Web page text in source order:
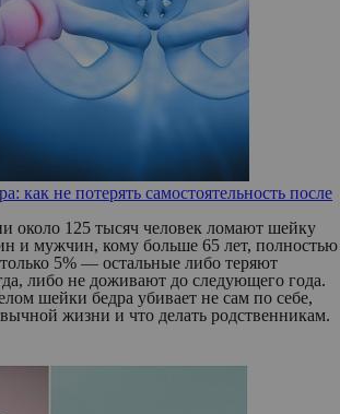
как не потерять самостоятельность после
около 125 тысяч человек ломают шейку
и мужчин, кому больше 65 лет, полностью
5% — остальные либо теряют
либо не доживают до следующего года.
шейки бедра убивает не сам по себе,
жизни и что делать родственникам.